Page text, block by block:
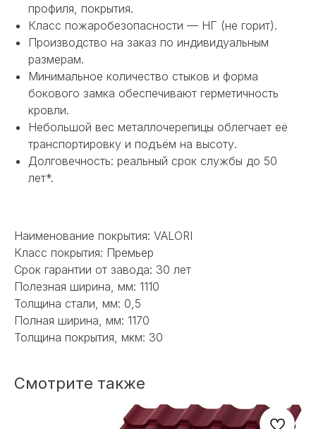
профиля, покрытия.
Класс пожаробезопасности — НГ (не горит).
Производство на заказ по индивидуальным
размерам.
Минимальное количество стыков и форма
бокового замка обеспечивают герметичность
кровли.
Небольшой вес металлочерепицы облегчает её
транспортировку и подъём на высоту.
Долговечность: реальный срок службы до 50
лет*.
Наименование покрытия: VALORI
Класс покрытия: Премьер
Срок гарантии от завода: 30 лет
Полезная ширина, мм: 1110
Толщина стали, мм: 0,5
Полная ширина, мм: 1170
Толщина покрытия, мкм: 30
Смотрите также
НЕ НАШЛИ НУЖНОЕ
ИЛИ НУЖНА ПОМОЩЬ
С ВЫБОРОМ?
телефону или заполните форму для
индивидуального подбора.
+7
ОТПРАВИТЬ